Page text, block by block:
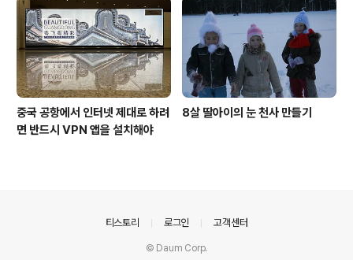
중국 공항에서 인터넷 제대로 하려
면 반드시 VPN 앱을 설치해야
8살 딸아이의 눈 천사 만들기
티스토리 로그인 고객센터
© Daum Corp.